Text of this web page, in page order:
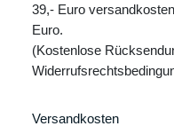
39,- Euro
Euro.
(Kostenlose
Versandkosten